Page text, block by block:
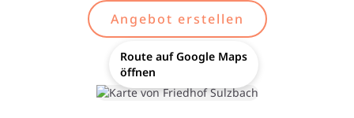
Angebot erstellen
Route auf Google Maps
öffnen